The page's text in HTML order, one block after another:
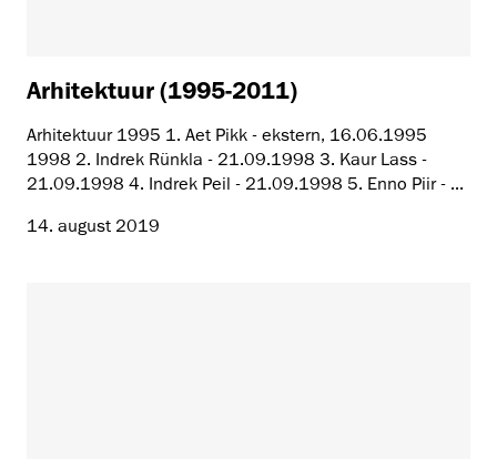
Arhitektuur (1995-2011)
Arhitektuur 1995 1. Aet Pikk - ekstern, 16.06.1995
1998 2. Indrek Rünkla - 21.09.1998 3. Kaur Lass -
21.09.1998 4. Indrek Peil - 21.09.1998 5. Enno Piir - ...
14. august 2019